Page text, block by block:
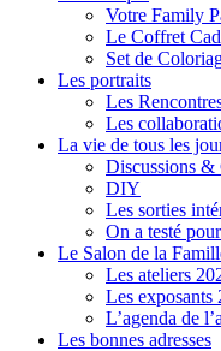
Votre Family
Le Coffret
Set de
Les portraits
Les
Les
La vie de tous les
Discussions &
DIY
Les sorties
On a testé
Le Salon de la
Les ateliers
Les exposants
L’agenda de
Les bonnes adresses